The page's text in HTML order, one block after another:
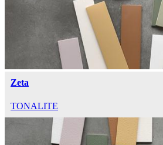
Zeta
TONALITE